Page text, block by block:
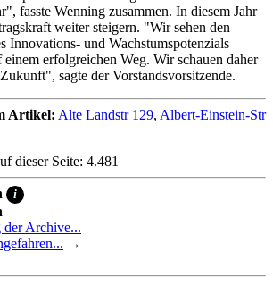
fasste Wenning zusammen. In diesem Jahr
weiter steigern. "Wir sehen den
Innovations- und Wachstumspotenzials
einem erfolgreichen Weg. Wir schauen daher
sagte der Vorstandsvorsitzende.
Artikel: Alte Landstr 129, Albert-Einstein-Str
dieser Seite: 4.481
i
der Archive...
→